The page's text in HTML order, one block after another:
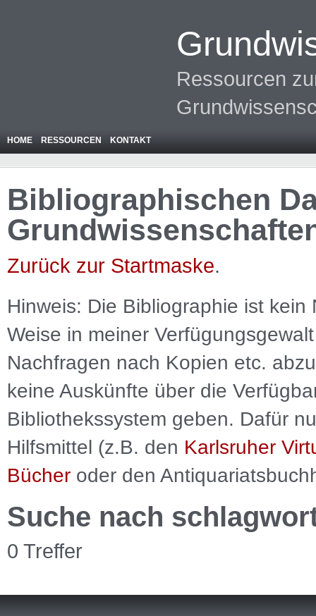
Ressourcen
HOME RESSOURCEN KONTAKT
Bibliographischen
Zurück zur Startmaske.
Hinweis: Die Bibliographie ist kein
Weise in meiner
Nachfragen nach Kopien etc.
keine Auskünfte über die
Bibliothekssystem geben. Dafür
Hilfsmittel (z.B. den Karlsruher
Bücher oder den
Suche nach
0 Treffer